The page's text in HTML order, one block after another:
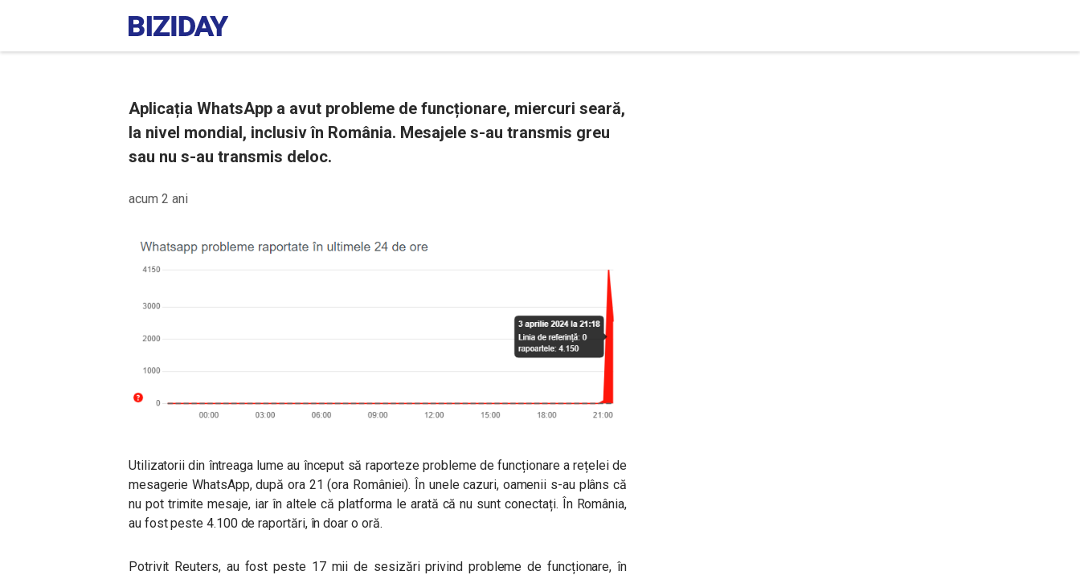
Aplicația WhatsApp a avut probleme de funcționare, miercuri seară,
la nivel mondial, inclusiv în România. Mesajele s-au transmis greu
sau nu s-au transmis deloc.
acum 2 ani
Utilizatorii din întreaga lume au început să raporteze probleme de funcționare a rețelei de
mesagerie WhatsApp, după ora 21 (ora României). În unele cazuri, oamenii s-au plâns că
nu pot trimite mesaje, iar în altele că platforma le arată că nu sunt conectați. În România,
au fost peste 4.100 de raportări, în doar o oră.
Potrivit Reuters, au fost peste 17 mii de sesizări privind probleme de funcționare, în